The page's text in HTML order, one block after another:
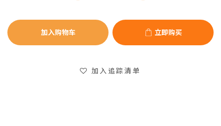
加入购物车 立即购买
加入追踪清单